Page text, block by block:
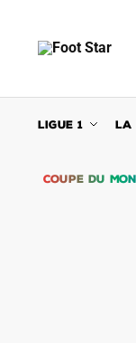
navigation
content
LIGUE 1 LA
COUPE DU